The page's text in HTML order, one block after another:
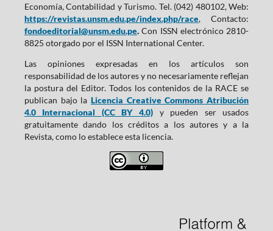
Economía, Contabilidad y Turismo. Tel. (042) 480102, Web:
https://revistas.unsm.edu.pe/index.php/race, Contacto:
fondoeditorial@unsm.edu.pe.Con ISSN electrónico 2810-
8825 otorgado por el ISSN International Center.
Las opiniones expresadas en los artículos son
responsabilidad de los autores y no necesariamente reflejan
la postura del Editor. Todos los contenidos de la RACE se
publican bajo la Licencia Creative Commons Atribución
4.0 Internacional (CC BY 4.0) y pueden ser usados
gratuitamente dando los créditos a los autores y a la
Revista, como lo establece esta licencia.